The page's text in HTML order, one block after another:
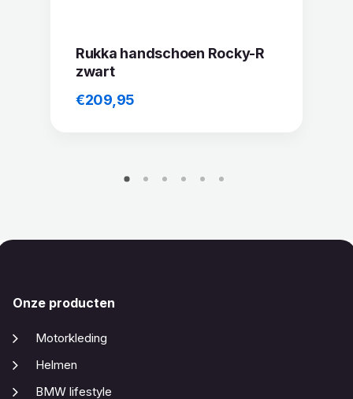
Rukka handschoen Rocky-R
zwart
€209,95
Onze producten
Motorkleding
Helmen
BMW lifestyle